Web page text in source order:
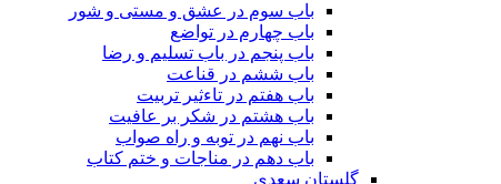
باب سوم در عشق و مستی و شور
باب چهارم در تواضع
باب پنجم در باب تسلیم و رضا
باب ششم در قناعت
باب هفتم در تاءثیر تربیت
باب هشتم در شکر بر عافیت
باب نهم در توبه و راه صواب
باب دهم در مناجات و ختم کتاب
گلستان سعدی